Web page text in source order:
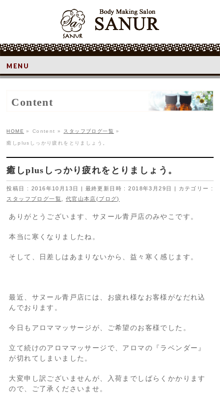
MENU
Content
HOME » Content » スタッフブログ一覧 »
癒しplusしっかり疲れをとりましょう。
癒しplusしっかり疲れをとりましょう。
投稿日 : 2016年10月13日 最終更新日時 : 2018年3月29日
カテゴリー :
スタッフブログ一覧
代官山本店(ブログ)
ありがとうございます、サヌール青戸店のみやこです。
本当に寒くなりましたね。
そして、日差しはあまりないから、益々寒く感じます。
最近、サヌール青戸店には、お疲れ様なお客様がなだれ込
んでおります。
今日もアロママッサージが、ご希望のお客様でした。
立て続けのアロママッサージで、アロマの『ラベンダー』
が切れてしまいました。
大変申し訳ございませんが、入荷までしばらくかかります
ので、ご了承くださいませ。